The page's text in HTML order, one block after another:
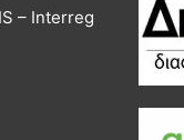
– Interreg